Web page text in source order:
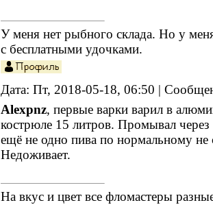
У меня нет рыбного склада. Но у
с бесплатными удочками.
Дата: Пт, 2018-05-18, 06:50 |
Alexpnz, первые варки варил в
кострюле 15 литров. Промывал
ещё не одно пива по нормальному не
Недоживает.
На вкус и цвет все фломастеры